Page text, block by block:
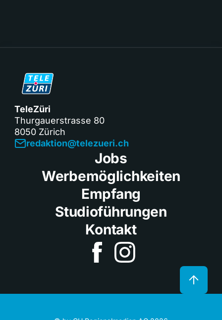
TeleZüri
Thurgauerstrasse 80
8050 Zürich
redaktion@telezueri.ch
Jobs
Werbemöglichkeiten
Empfang
Studioführungen
Kontakt